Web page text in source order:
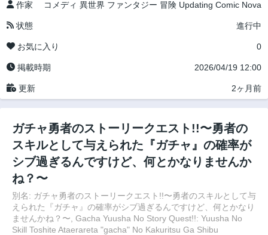
作家 コメディ 異世界 ファンタジー 冒険 Updating Comic Nova
状態 進行中
お気に入り 0
掲載時期 2026/04/19 12:00
更新 2ヶ月前
ガチャ勇者のストーリークエスト!!〜勇者の
スキルとして与えられた『ガチャ』の確率が
シブ過ぎるんですけど、何とかなりませんか
ね？〜
別名: ガチャ勇者のストーリークエスト!!〜勇者のスキルとして与
えられた『ガチャ』の確率がシブ過ぎるんですけど、何とかなり
ませんかね？〜, Gacha Yuusha No Story Quest!!: Yuusha No
Skill Toshite Ataerareta "gacha" No Kakuritsu Ga Shibu